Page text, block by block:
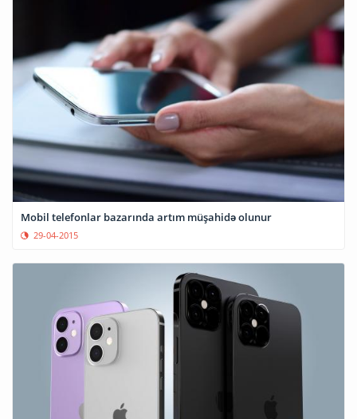
Mobil telefonlar bazarında artım müşahidə olunur
29-04-2015